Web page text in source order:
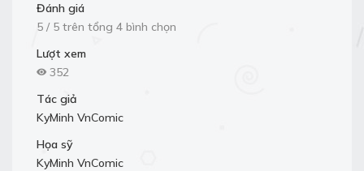
Đánh giá
5 / 5 trên tổng 4 bình chọn
Lượt xem
352
Tác giả
KyMinh VnComic
Họa sỹ
KyMinh VnComic